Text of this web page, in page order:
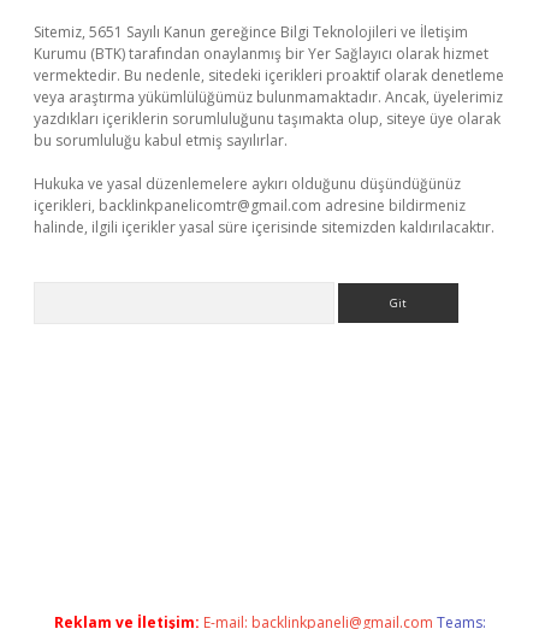
Sitemiz, 5651 Sayılı Kanun gereğince Bilgi Teknolojileri ve İletişim
Kurumu (BTK) tarafından onaylanmış bir Yer Sağlayıcı olarak hizmet
vermektedir. Bu nedenle, sitedeki içerikleri proaktif olarak denetleme
veya araştırma yükümlülüğümüz bulunmamaktadır. Ancak, üyelerimiz
yazdıkları içeriklerin sorumluluğunu taşımakta olup, siteye üye olarak
bu sorumluluğu kabul etmiş sayılırlar.
Hukuka ve yasal düzenlemelere aykırı olduğunu düşündüğünüz
içerikleri, backlinkpanelicomtr@gmail.com adresine bildirmeniz
halinde, ilgili içerikler yasal süre içerisinde sitemizden kaldırılacaktır.
Reklam ve İletişim: E-mail: backlinkpaneli@gmail.com Teams: